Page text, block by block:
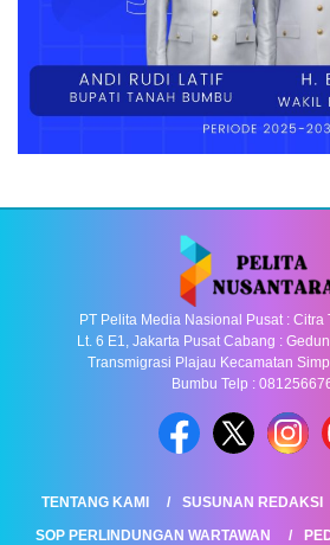
PT Pelita Media Nasional Pusat : Citra
Lt. 6 E1, Jakarta Pusat Cabang :
Transmigrasi Plajau Kecamatan
Bumbu Telp :
TENTANG KAMI SUSUNAN REDAKSI
SOP PERLINDUNGAN WARTAWAN